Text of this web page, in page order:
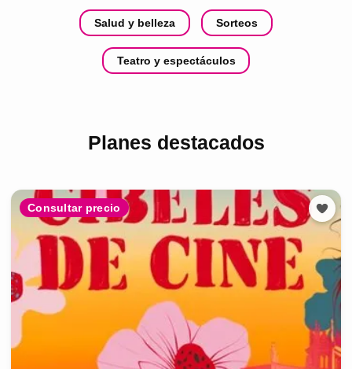
Salud y belleza Sorteos
Teatro y espectáculos
Planes destacados
Consultar precio